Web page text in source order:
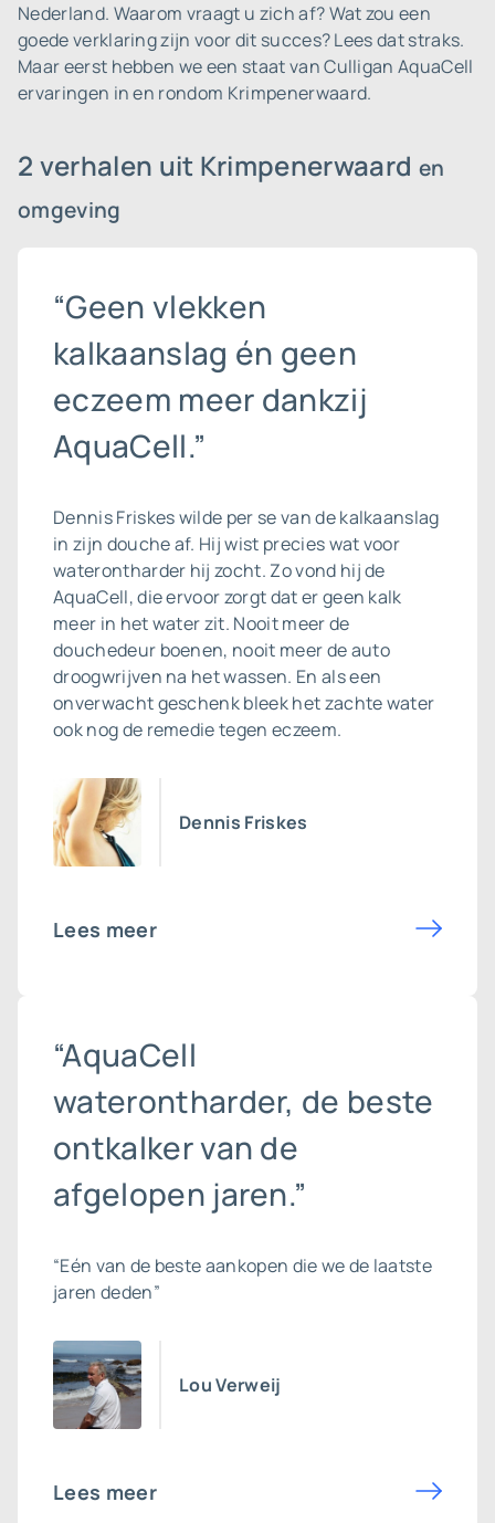
Nederland. Waarom vraagt u zich af? Wat zou een
goede verklaring zijn voor dit succes? Lees dat straks.
Maar eerst hebben we een staat van Culligan AquaCell
ervaringen in en rondom Krimpenerwaard.
2 verhalen uit Krimpenerwaard en
omgeving
“Geen vlekken
kalkaanslag én geen
eczeem meer dankzij
AquaCell.”
Dennis Friskes wilde per se van dekalkaanslag
in zijn douche af. Hij wist precies wat voor
waterontharder hij zocht. Zo vond hij de
AquaCell, die ervoor zorgt dat er geen kalk
meer in het water zit. Nooit meer de
douchedeur boenen, nooit meer de auto
droogwrijven na het wassen. En als een
onverwacht geschenk bleek het zachte water
ook nog de remedie tegen eczeem.
Dennis Friskes
Lees meer
“AquaCell
waterontharder, de beste
ontkalker van de
afgelopen jaren.”
“Eén van de beste aankopen die we de laatste
jaren deden”
Lou Verweij
Lees meer